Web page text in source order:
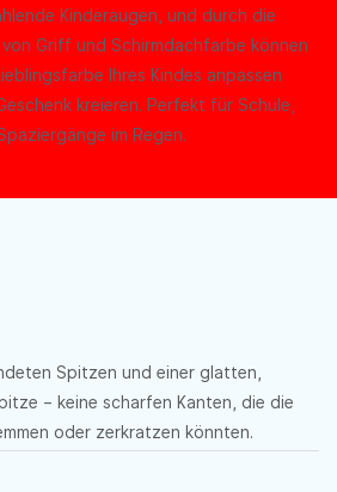
Kinderaugen, und durch die
Griff und Schirmdachfarbe können
Ihres Kindes anpassen
kreieren. Perfekt für Schule,
im Regen.
Spitzen und einer glatten,
– keine scharfen Kanten, die die
oder zerkratzen könnten.